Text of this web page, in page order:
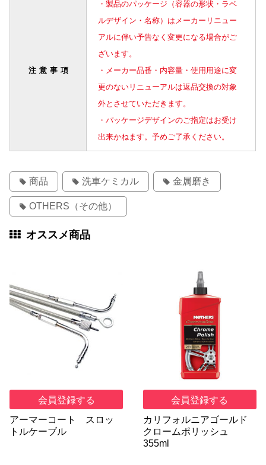
注意事項
・製品のパッケージ（容器の形状・ラベ
ルデザイン・名称）はメーカーリニュー
アルに伴い予告なく変更になる場合がご
ざいます。
・メーカー品番・内容量・使用用途に変
更のないリニューアルは返品交換の対象
外とさせていただきます。
・パッケージデザインのご指定はお受け
出来かねます。予めご了承ください。
商品 洗車ケミカル 金属磨き
OTHERS（その他）
オススメ商品
会員登録する
アーマーコート スロッ
トルケーブル
会員登録する
カリフォルニアゴールド
クロームポリッシュ
355ml